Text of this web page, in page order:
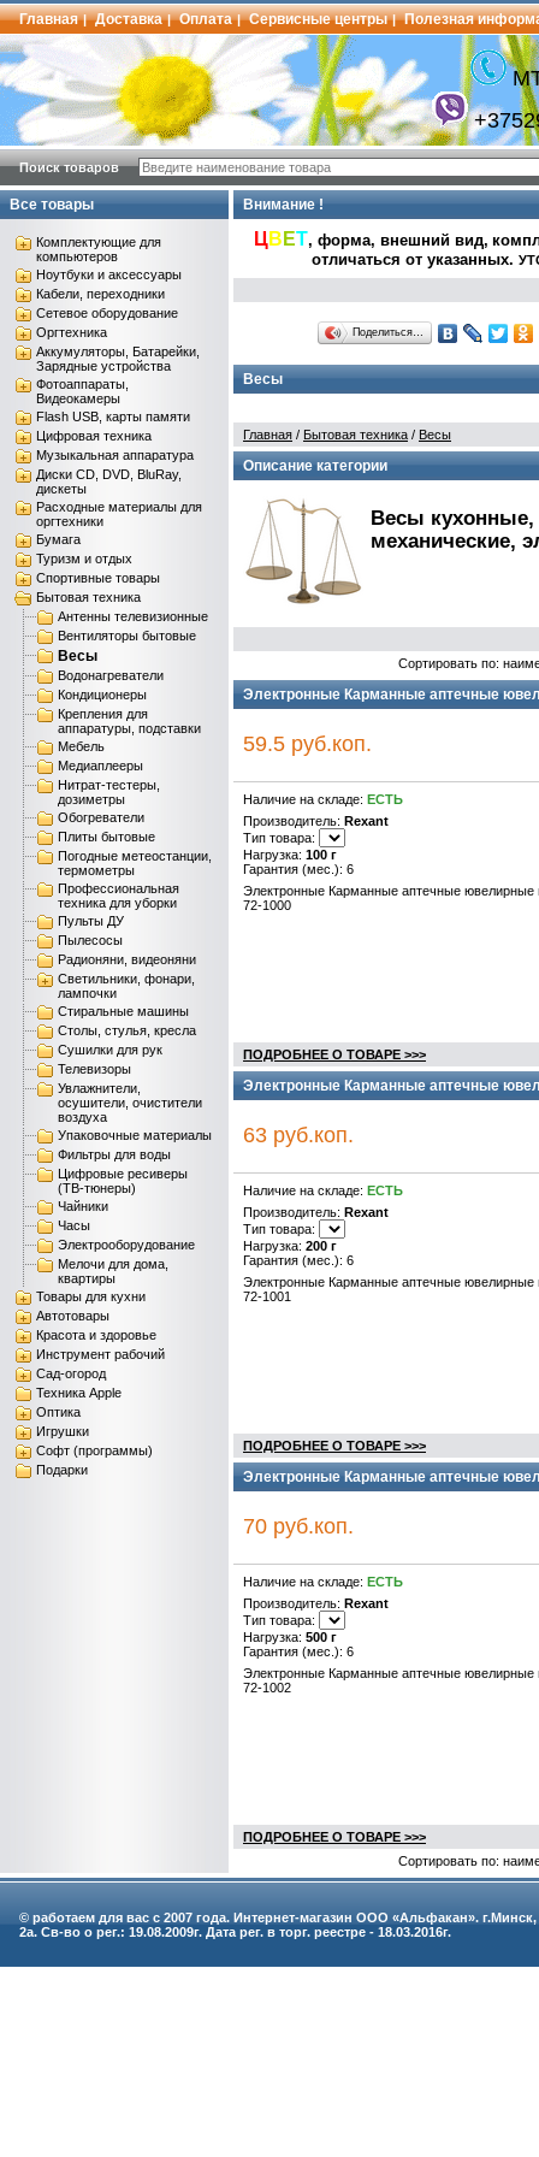
Главная | Доставка | Оплата | Сервисные центры | Полезная
Поиск товаров
Все товары
Комплектующие для
компьютеров
Ноутбуки и аксессуары
Кабели, переходники
Сетевое оборудование
Оргтехника
Аккумуляторы, Батарейки,
Зарядные устройства
Фотоаппараты,
Видеокамеры
Flash USB, карты памяти
Цифровая техника
Музыкальная аппаратура
Диски CD, DVD, BluRay,
дискеты
Расходные материалы для
оргтехники
Бумага
Туризм и отдых
Спортивные товары
Бытовая техника
Антенны телевизионные
Вентиляторы бытовые
Весы
Водонагреватели
Кондиционеры
Крепления для
аппаратуры, подставки
Мебель
Медиаплееры
Нитрат-тестеры,
дозиметры
Обогреватели
Плиты бытовые
Погодные метеостанции,
термометры
Профессиональная
техника для уборки
Пульты ДУ
Пылесосы
Радионяни, видеоняни
Светильники, фонари,
лампочки
Стиральные машины
Столы, стулья, кресла
Сушилки для рук
Телевизоры
Увлажнители,
осушители, очистители
воздуха
Упаковочные материалы
Фильтры для воды
Цифровые ресиверы
(ТВ-тюнеры)
Чайники
Часы
Электрооборудование
Мелочи для дома,
квартиры
Товары для кухни
Автотовары
Красота и здоровье
Инструмент рабочий
Сад-огород
Техника Apple
Оптика
Игрушки
Софт (программы)
Подарки
Внимание !
ЦВ ЕТ, форма, внешний вид,
отличаться от указанных.
Поделиться…
Весы
Главная / Бытовая техника / Весы
Описание категории
Весы
механические,
Сортировать по:
Электронные Карманные аптечные
59.5 руб.коп.
Наличие на складе: ЕСТЬ
Производитель: Rexant
Тип товара:
Нагрузка: 100 г
Гарантия (мес.): 6
Электронные Карманные аптечные ювелирные
72-1000
ПОДРОБНЕЕ О ТОВАРЕ >>>
Электронные Карманные аптечные
63 руб.коп.
Наличие на складе: ЕСТЬ
Производитель: Rexant
Тип товара:
Нагрузка: 200 г
Гарантия (мес.): 6
Электронные Карманные аптечные ювелирные
72-1001
ПОДРОБНЕЕ О ТОВАРЕ >>>
Электронные Карманные аптечные
70 руб.коп.
Наличие на складе: ЕСТЬ
Производитель: Rexant
Тип товара:
Нагрузка: 500 г
Гарантия (мес.): 6
Электронные Карманные аптечные ювелирные
72-1002
ПОДРОБНЕЕ О ТОВАРЕ >>>
Сортировать по:
© работаем для вас с 2007 года. Интернет-магазин ООО «Альфакан».
2а. Св-во о рег.: 19.08.2009г. Дата рег. в торг. реестре - 18.03.2016г.